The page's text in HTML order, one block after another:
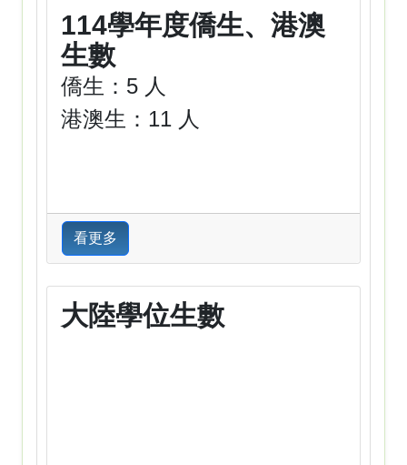
114學年度僑生、港澳
生數
僑生：5 人
港澳生：11 人
看更多
大陸學位生數